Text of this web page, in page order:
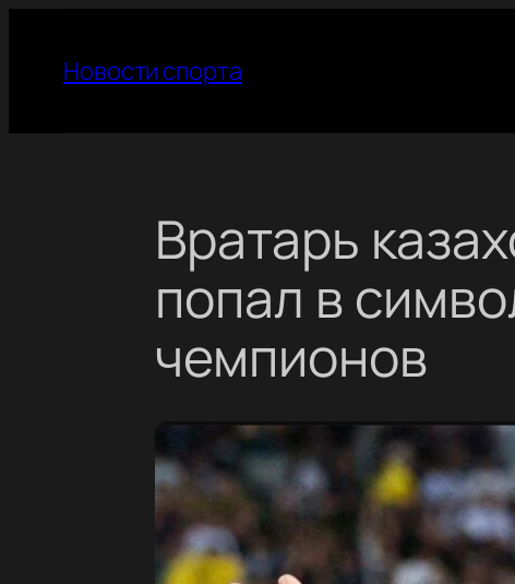
содержимому
Новости спорта
Вратарь
попал в
чемпионов